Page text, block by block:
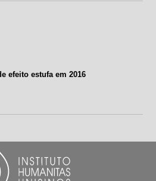
efeito estufa em 2016